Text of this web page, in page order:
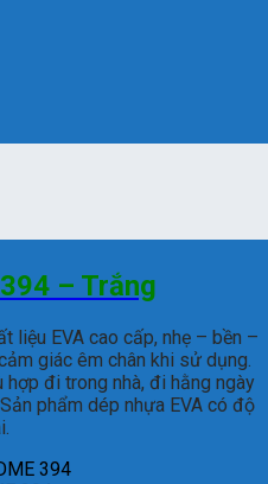
– Trắng
liệu EVA cao cấp, nhẹ – bền –
giác êm chân khi sử dụng.
hợp đi trong nhà, đi hằng ngày
phẩm dép nhựa EVA có độ